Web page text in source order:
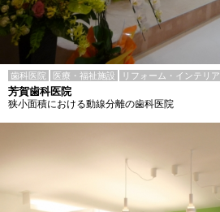
歯科医院 医療・福祉施設 リフォーム・インテリア
芳賀歯科医院
狭小面積における動線分離の歯科医院